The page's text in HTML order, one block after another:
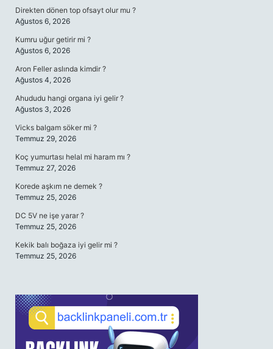
Direkten dönen top ofsayt olur mu ?
Ağustos 6, 2026
Kumru uğur getirir mi ?
Ağustos 6, 2026
Aron Feller aslında kimdir ?
Ağustos 4, 2026
Ahududu hangi organa iyi gelir ?
Ağustos 3, 2026
Vicks balgam söker mi ?
Temmuz 29, 2026
Koç yumurtası helal mi haram mı ?
Temmuz 27, 2026
Korede aşkım ne demek ?
Temmuz 25, 2026
DC 5V ne işe yarar ?
Temmuz 25, 2026
Kekik balı boğaza iyi gelir mi ?
Temmuz 25, 2026